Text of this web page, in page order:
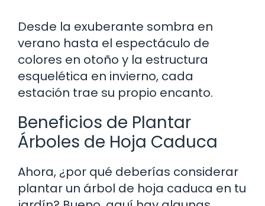
Desde la exuberante sombra en
verano hasta el espectáculo de
colores en otoño y la estructura
esquelética en invierno, cada
estación trae su propio encanto.
Beneficios de Plantar
Árboles de Hoja Caduca
Ahora, ¿por qué deberías considerar
plantar un árbol de hoja caduca en tu